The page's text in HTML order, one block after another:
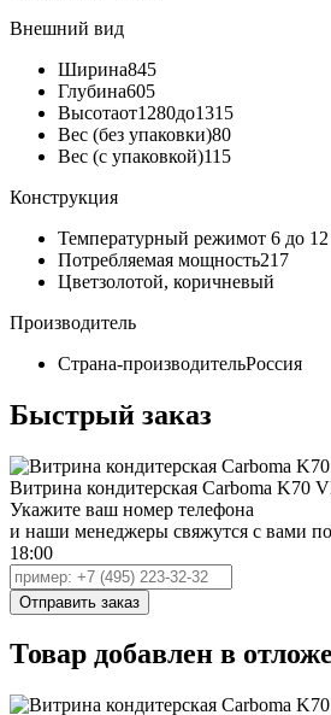
Внешний вид
Ширина845
Глубина605
Высотаот1280до1315
Вес (без упаковки)80
Вес (с упаковкой)115
Конструкция
Температурный режимот 6 до
Потребляемая мощность217
Цветзолотой, коричневый
Производитель
Страна-производительРоссия
Быстрый заказ
Витрина кондитерская Carboma K70
Укажите ваш номер телефона
и наши менеджеры свяжутся с вами по
18:00
Товар добавлен в